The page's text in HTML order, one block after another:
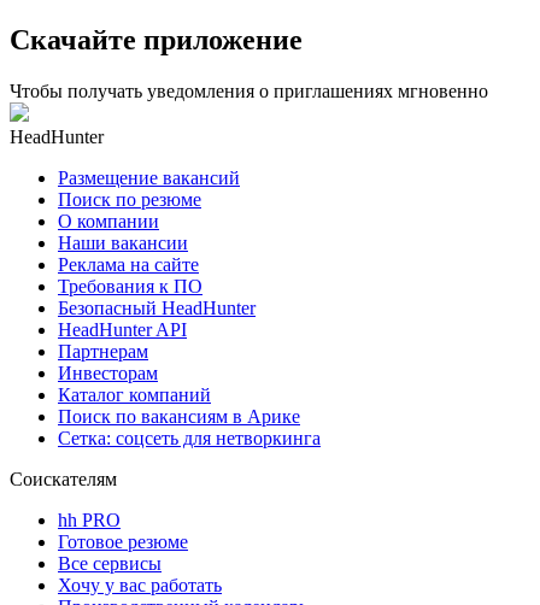
Скачайте приложение
Чтобы получать уведомления о приглашениях мгновенно
HeadHunter
Размещение вакансий
Поиск по резюме
О компании
Наши вакансии
Реклама на сайте
Требования к ПО
Безопасный HeadHunter
HeadHunter API
Партнерам
Инвесторам
Каталог компаний
Поиск по вакансиям в Арике
Сетка: соцсеть для нетворкинга
Соискателям
hh PRO
Готовое резюме
Все сервисы
Хочу у вас работать